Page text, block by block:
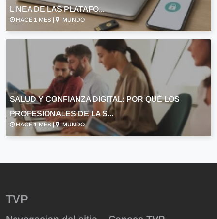
LÍNEA DE LAS PLATAFO...
HACE 1 MES | MUNDO
SALUD Y CONFIANZA DIGITAL: POR QUÉ LOS
PROFESIONALES DE LA S...
HACE 1 MES | MUNDO
TVP